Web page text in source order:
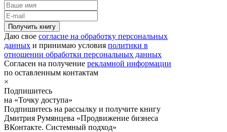
Получить книгу
Даю свое согласие на обработку персональных
данных и принимаю условия политики в
отношении обработки персональных данных
Согласен на получение рекламной информации
по оставленным контактам
×
Подпишитесь
на «Точку доступа»
Подпишитесь на рассылку и получите книгу
Дмитрия Румянцева «Продвижение бизнеса
ВКонтакте. Системный подход»